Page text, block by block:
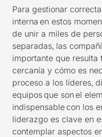
Para gestionar
interna en estos
de unir a miles de
separadas, las
importante que resulta
cercanía y cómo es
proceso a los líderes,
equipos que son el
indispensable con los
liderazgo es clave en
contemplar aspectos